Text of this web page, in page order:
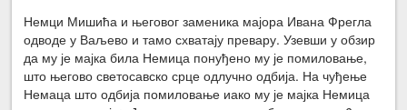
Немци Мишића и његовог заменика мајора Ивана Фрегла
одводе у Ваљево и тамо схватају превару. Узевши у обзир
да му је мајка била Немица понуђено му је помиловање,
што његово светосавско срце одлучно одбија. На чуђење
Немаца што одбија помиловање иако му је мајка Немица